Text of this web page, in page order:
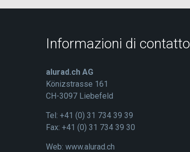
Informazioni di contatto
alurad.ch AG
Könizstrasse 161
CH-3097 Liebefeld
Tel: +41 (0) 31 734 39 39
Fax: +41 (0) 31 734 39 30
Web:www.alurad.ch